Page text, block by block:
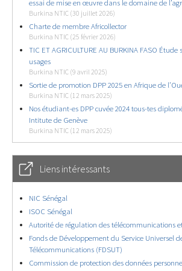
essai de mise en œuvre dans le domaine de
Burkina NTIC (30 juillet 2026)
Charte de membre Africollector
Burkina NTIC (25 février 2026)
TIC ET AGRICULTURE AU BURKINA FASO
usages
Burkina NTIC (9 avril 2025)
Sortie de promotion DPP 2025 en Afrique de
Burkina NTIC (12 mars 2025)
Nos étudiant-es DPP cuvée 2024 tous-tes
Intitute de Genève
Burkina NTIC (12 mars 2025)
Liens intéressants
NIC Sénégal
ISOC Sénégal
Autorité de régulation des télécommunications
Fonds de Développement du Service Universel
Télécommunications (FDSUT)
Commission de protection des données